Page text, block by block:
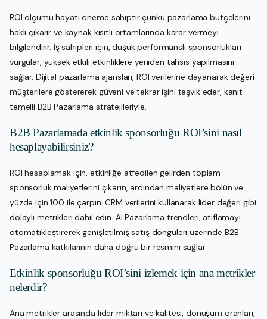
ROI ölçümü hayati öneme sahiptir çünkü pazarlama bütçelerini
haklı çıkarır ve kaynak kısıtlı ortamlarında karar vermeyi
bilgilendirir. İş sahipleri için, düşük performanslı sponsorlukları
vurgular, yüksek etkili etkinliklere yeniden tahsis yapılmasını
sağlar. Dijital pazarlama ajansları, ROI verilerine dayanarak değeri
müşterilere göstererek güveni ve tekrar işini teşvik eder, kanıt
temelli B2B Pazarlama stratejileriyle.
B2B Pazarlamada etkinlik sponsorluğu ROI’sini nasıl
hesaplayabilirsiniz?
ROI hesaplamak için, etkinliğe atfedilen gelirden toplam
sponsorluk maliyetlerini çıkarın, ardından maliyetlere bölün ve
yüzde için 100 ile çarpın. CRM verilerini kullanarak lider değeri gibi
dolaylı metrikleri dahil edin. AI Pazarlama trendleri, atıflamayı
otomatikleştirerek genişletilmiş satış döngüleri üzerinde B2B
Pazarlama katkılarının daha doğru bir resmini sağlar.
Etkinlik sponsorluğu ROI’sini izlemek için ana metrikler
nelerdir?
Ana metrikler arasında lider miktarı ve kalitesi, dönüşüm oranları,